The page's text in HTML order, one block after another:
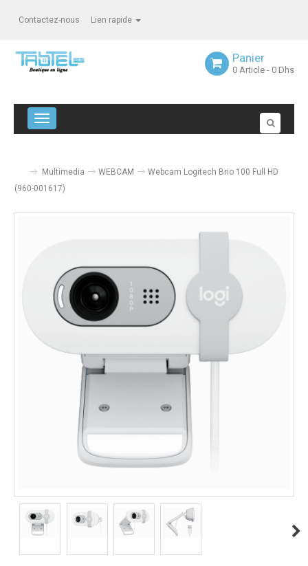
Contactez-nous Lien rapide
Panier
0 Article - 0 Dhs
Navigation bascule
Multimedia WEBCAM
Webcam Logitech Brio 100 Full HD
(960-001617)